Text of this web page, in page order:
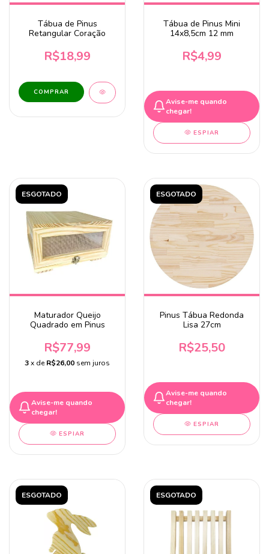
Tábua de Pinus
Retangular Coração
R$18,99
COMPRAR
Tábua de Pinus Mini
14x8,5cm 12 mm
R$4,99
Avise-me quando
chegar!
ESPIAR
ESGOTADO
Maturador Queijo
Quadrado em Pinus
R$77,99
3x deR$26,00 sem juros
Avise-me quando
chegar!
ESPIAR
ESGOTADO
Pinus Tábua Redonda
Lisa 27cm
R$25,50
Avise-me quando
chegar!
ESPIAR
ESGOTADO ESGOTADO